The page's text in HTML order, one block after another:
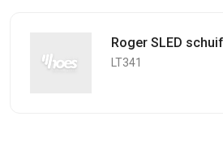
Roger SLED
LT341